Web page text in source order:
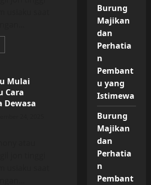
Mulai
Cara
Dewasa
Burung
Majikan
dan
Perhatia
n
Pembant
u yang
Istimewa
Burung
Majikan
dan
Perhatia
n
Pembant